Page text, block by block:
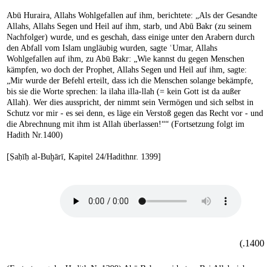
Abū Huraira, Allahs Wohlgefallen auf ihm, berichtete: „Als der Gesandte
Allahs, Allahs Segen und Heil auf ihm, starb, und Abū Bakr (zu seinem
Nachfolger) wurde, und es geschah, dass einige unter den Arabern durch
den Abfall vom Islam ungläubig wurden, sagte ʿUmar, Allahs
Wohlgefallen auf ihm, zu Abū Bakr: „Wie kannst du gegen Menschen
kämpfen, wo doch der Prophet, Allahs Segen und Heil auf ihm, sagte:
„Mir wurde der Befehl erteilt, dass ich die Menschen solange bekämpfe,
bis sie die Worte sprechen: la ilaha illa-llah (= kein Gott ist da außer
Allah). Wer dies ausspricht, der nimmt sein Vermögen und sich selbst in
Schutz vor mir - es sei denn, es läge ein Verstoß gegen das Recht vor - und
die Abrechnung mit ihm ist Allah überlassen!““ (Fortsetzung folgt im
Hadith Nr.1400)
[Ṣaḥīḥ al-Buḫārī, Kapitel 24/Hadithnr. 1399]
1400.)